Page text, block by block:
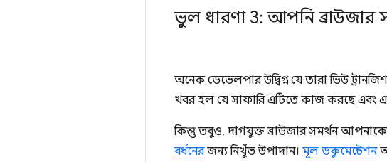
ভুল ধারণা 3: আপনি ব্রাউজার
অনেক ডেভেলপার উদ্বিগ্ন যে তারা ভিউ
খবর হল যে সাফারি এটিতে কাজ করছে এবং
কিন্তু তবুও, দাগযুক্ত ব্রাউজার সমর্থন আপনাকে
বর্ধনেরজন্য নিখুঁত উপাদান। মূল ডকুমেন্টেশন